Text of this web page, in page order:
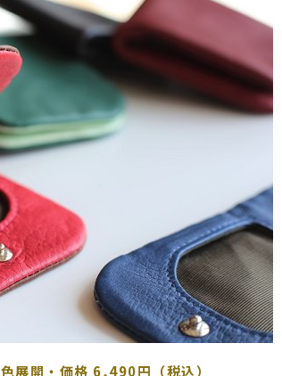
展開・価格 6,490円（税込）